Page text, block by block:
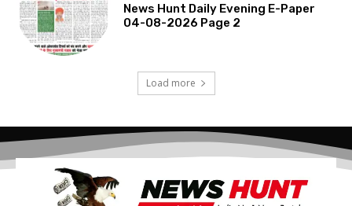
News Hunt Daily Evening E-Paper
04-08-2026 Page 2
Load more